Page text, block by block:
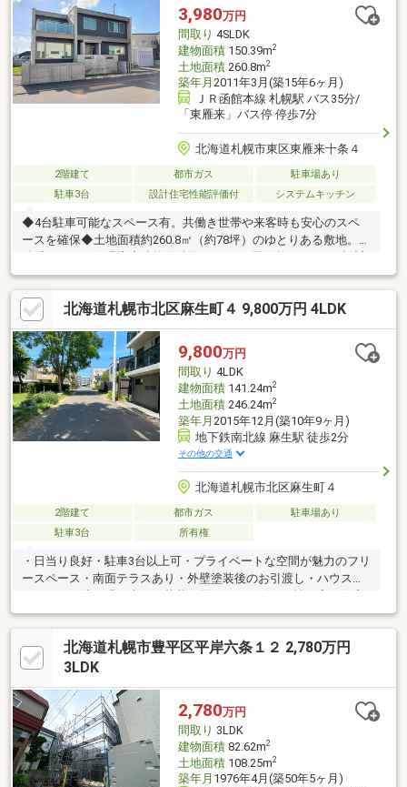
リア！■リビング・２階主寝室は南向きにつき、日当り良好！■全
居室６帖以上でプライベート空間も充実♪■東山小学校 徒歩約１
２分 陵陽中学校 徒歩約４分
3,980万円
間取り 4SLDK
建物面積150.39m2
土地面積260.8m2
築年月 2011年3月(築15年6ヶ月)
ＪＲ函館本線 札幌駅 バス35分/
「東雁来」バス停 停歩7分
北海道札幌市東区東雁来十条４
2階建て 都市ガス
駐車場あり
駐車3台
設計住宅性能評価付 システムキッチン
◆4台駐車可能なスペース有。共働き世帯や来客時も安心のスペ
ースを確保◆土地面積約260.8㎡（約78坪）のゆとりある敷地。開
の軽量鉄骨二階建て◆住空間をスッキリ保てる、家中たっぷりと
した収納スペースを完備！◆足を伸ばして寛げる1坪タイプの
広々浴室♪＊周辺環境＊〇ザ・ビッグ東雁来：徒歩7分（500ｍ）
〇ツルハドラッグ東雁来店：徒歩9分（665ｍ）〇ローソン札幌東
雁来10条店：徒歩6分（435ｍ）〇札幌市立札苗北中学校：徒歩18
分/札幌市立札苗緑小学校：徒歩24分
北海道札幌市北区麻生町４ 9,800万円 4LDK
9,800万円
間取り 4LDK
建物面積141.24m2
土地面積246.24m2
築年月 2015年12月(築10年9ヶ月)
地下鉄南北線 麻生駅 徒歩2分
その他の交通
北海道札幌市北区麻生町４
2階建て 都市ガス
駐車場あり
駐車3台
所有権
・日当り良好・駐車3台以上可・プライベートな空間が魅力のフリ
ースペース・南面テラスあり・外壁塗装後のお引渡し・ハウスク
リーニング渡し緑の木々や草花に囲まれたデザイン性の高い住宅
その居住スペースは地下鉄至近の住環境であることを忘れさせて
しまう程快適な居住空間となっております
北海道札幌市豊平区平岸六条１２ 2,780万円
3LDK
2,780万円
間取り 3LDK
建物面積82.62m2
土地面積108.25m2
築年月 1976年4月(築50年5ヶ月)